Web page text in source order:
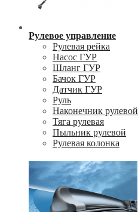
Рулевое управление
Рулевая рейка
Насос ГУР
Шланг ГУР
Бачок ГУР
Датчик ГУР
Руль
Наконечник рулевой
Тяга рулевая
Пыльник рулевой
Рулевая колонка